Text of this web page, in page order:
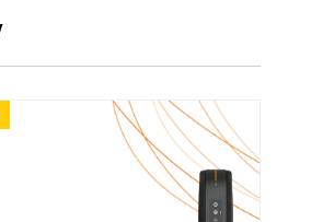
Fibre